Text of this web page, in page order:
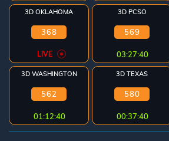
3D OKLAHOMA
368
LIVE
3D PCSO
569
03:27:40
3D WASHINGTON
562
01:12:40
3D TEXAS
580
00:37:40